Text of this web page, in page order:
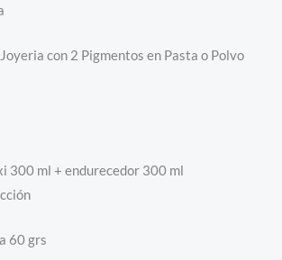
con 2 Pigmentos en Pasta o Polvo
300 ml + endurecedor 300 ml
60 grs